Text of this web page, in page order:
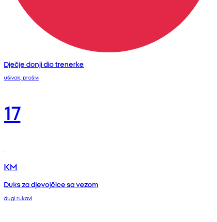
Dječje donji dio trenerke
ušivak, prošivi
17
KM
Duks za djevojčice sa vezom
dugi rukavi